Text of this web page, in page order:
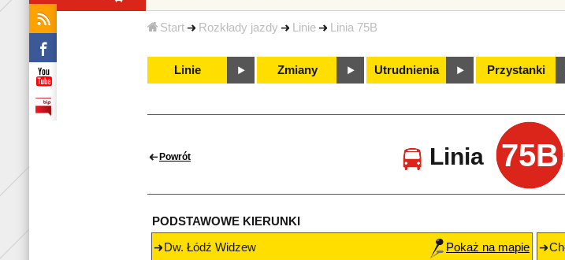
Start Rozkłady jazdy Linie Linia 75B
Linie Zmiany Utrudnienia Przystanki
Powrót Linia 75B
PODSTAWOWE KIERUNKI
Dw. Łódź Widzew
Pokaż na mapie